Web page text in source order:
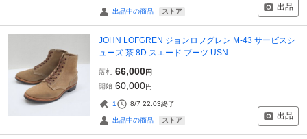
出品中の商品 ストア 出品
JOHN LOFGREN ジョンロフグレン M-43 サービスシ
ューズ 茶 8D スエード ブーツ USN
落札 66,000円
開始 60,000円
1 8/7 22:03終了
出品中の商品 ストア 出品